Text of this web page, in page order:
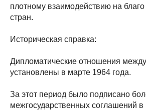
плотному взаимодействию на
стран.
Историческая справка:
Дипломатические отношения
установлены в марте 1964 года.
За этот период было подписано
межгосударственных соглашений в